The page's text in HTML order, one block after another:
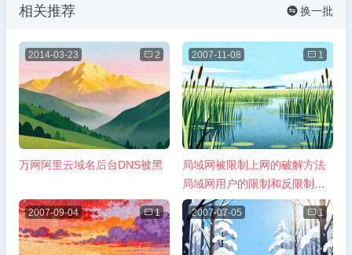
相关推荐  换一批
2014-03-23  2
万网阿里云域名后台DNS被黑
2007-11-08  1
局域网被限制上网的破解方法
局域网用户的限制和反限制技
巧
2007-09-04  1 2007-07-05  1